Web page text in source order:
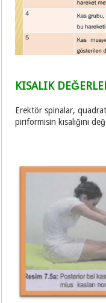
KISALIK
Erektör spinalar,
piriformisin kısalığını